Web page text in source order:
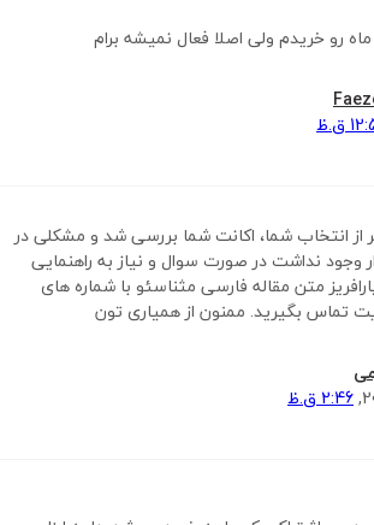
رو خریدم ولی اصلا فعال نمیشه برام
ق.ظ
از انتخاب شما، اکانت شما بررسی شد و مشکلی در
وجود نداشت در صورت سوال و نیاز به راهنمایی
پارافریز متن مقاله فارسی مثناسئو با شماره های
تماس بگیرید. ممنون از همیاری تون
2:46 ق.ظ